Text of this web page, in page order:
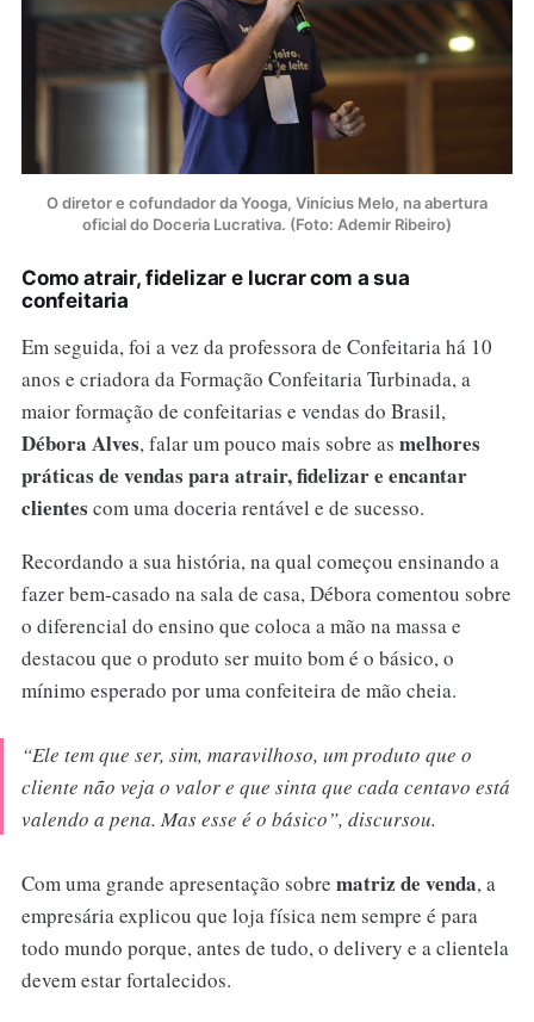
O diretor e cofundador da Yooga, Vinícius Melo, na abertura
oficial do Doceria Lucrativa. (Foto: Ademir Ribeiro)
Como atrair, fidelizar e lucrar com a sua
confeitaria
Em seguida, foi a vez da professora de Confeitaria há 10
anos e criadora da Formação Confeitaria Turbinada, a
maior formação de confeitarias e vendas do Brasil,
Débora Alves, falar um pouco mais sobre as melhores
práticas de vendas para atrair, fidelizar e encantar
clientes com uma doceria rentável e de sucesso.
Recordando a sua história, na qual começou ensinando a
fazer bem-casado na sala de casa, Débora comentou sobre
o diferencial do ensino que coloca a mão na massa e
destacou que o produto ser muito bom é o básico, o
mínimo esperado por uma confeiteira de mão cheia.
“Ele tem que ser, sim, maravilhoso, um produto que o
cliente não veja o valor e que sinta que cada centavo está
valendo a pena. Mas esse é o básico”, discursou.
Com uma grande apresentação sobre matriz de venda, a
empresária explicou que loja física nem sempre é para
todo mundo porque, antes de tudo, o delivery e a clientela
devem estar fortalecidos.